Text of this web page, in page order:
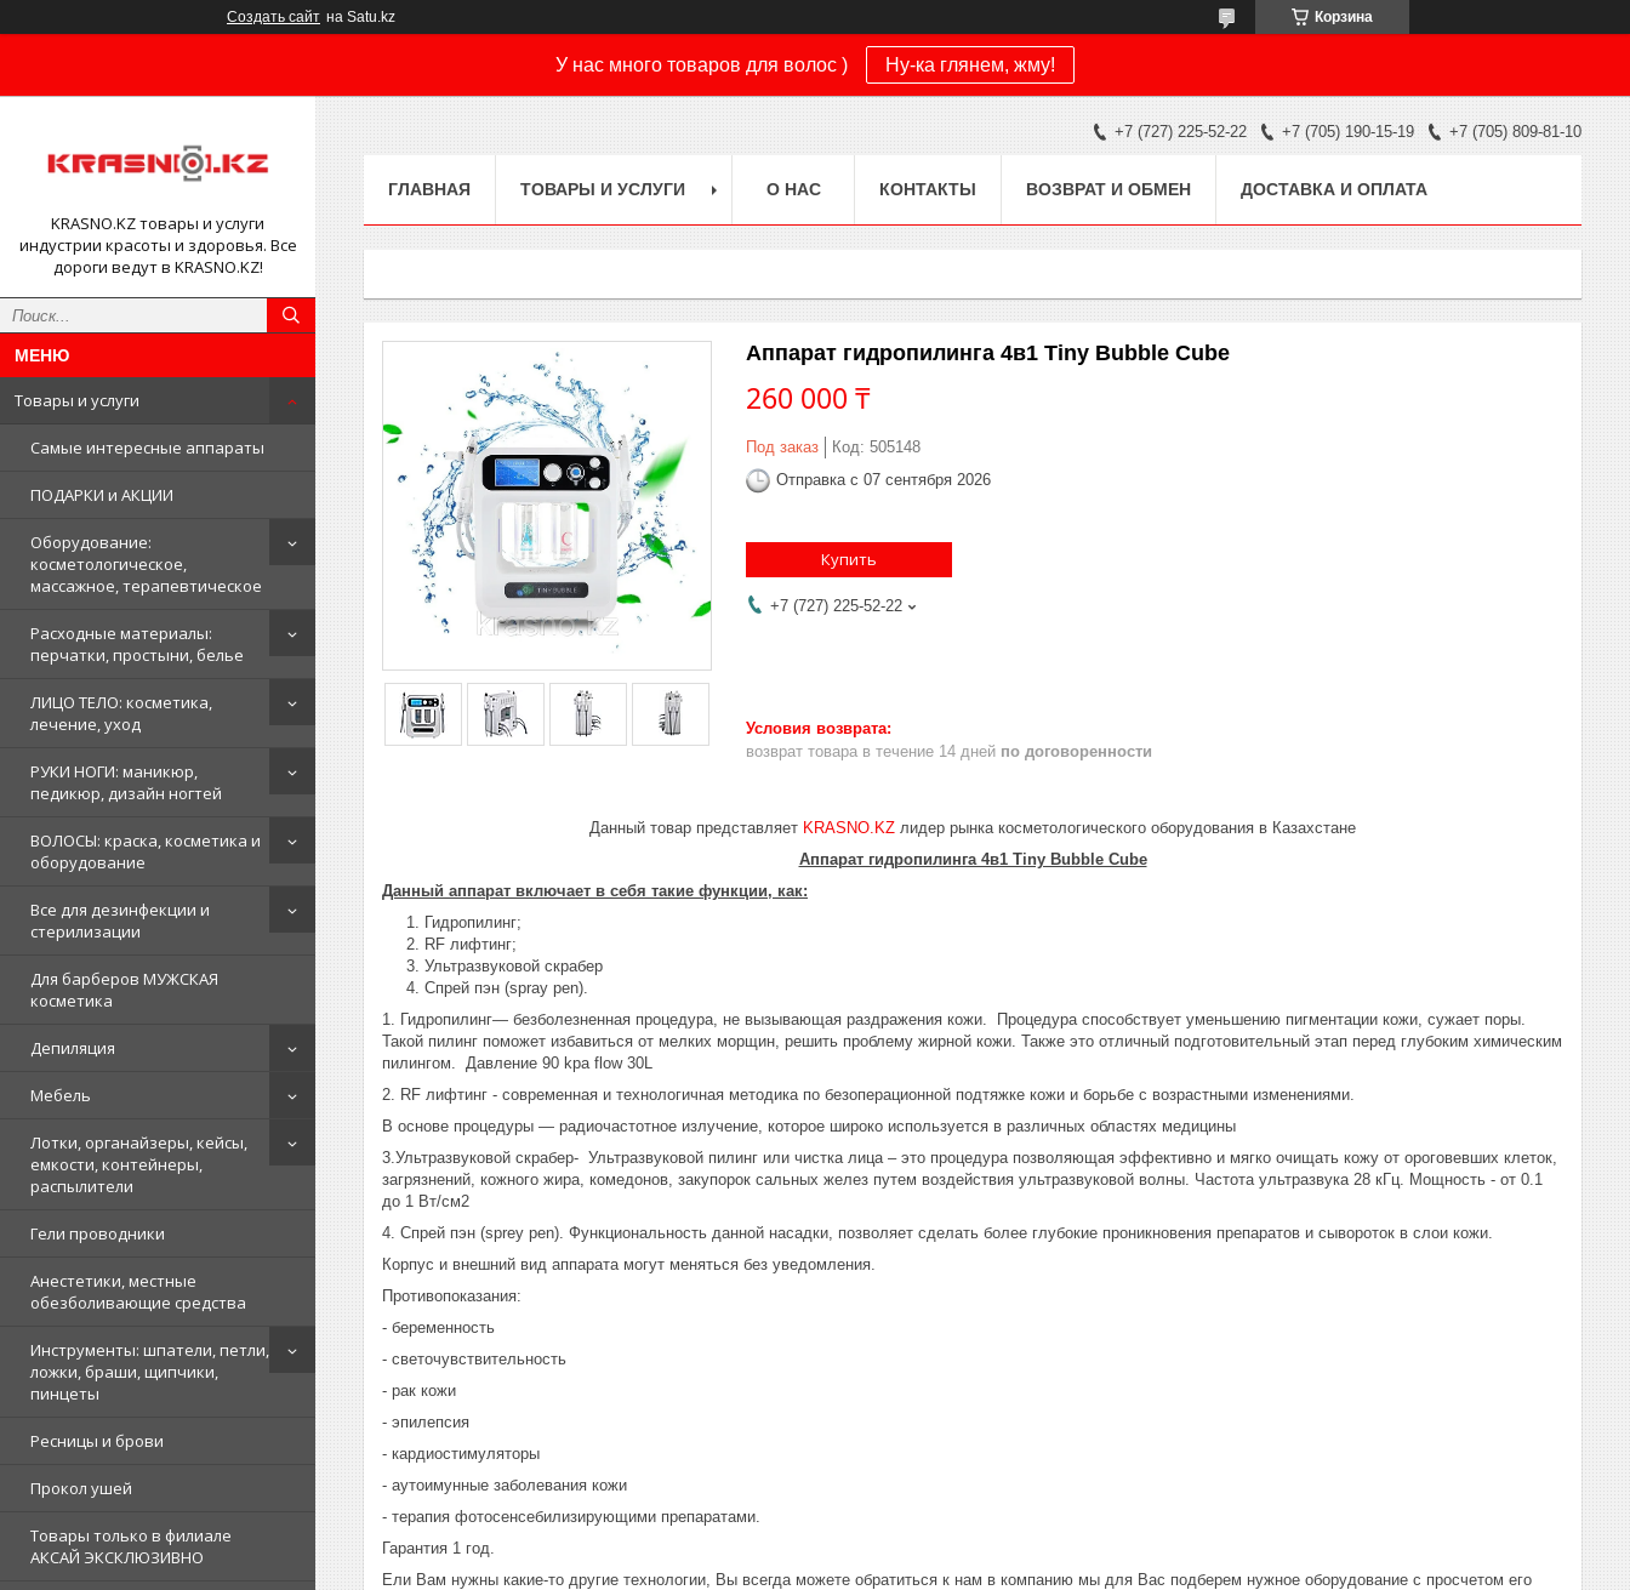
Создать сайт на Satu.kz Корзина
У нас много товаров для волос ) Ну-ка глянем, жму!
KRASNO.KZ товары и услуги
индустрии красоты и здоровья. Все
дороги ведут в KRASNO.KZ!
Товары и услуги
Самые интересные аппараты
ПОДАРКИ и АКЦИИ
Оборудование:
косметологическое,
массажное, терапевтическое
Расходные материалы:
перчатки, простыни, белье
ЛИЦО ТЕЛО: косметика,
лечение, уход
РУКИ НОГИ: маникюр,
педикюр, дизайн ногтей
ВОЛОСЫ: краска, косметика и
оборудование
Все для дезинфекции и
стерилизации
Для барберов МУЖСКАЯ
косметика
Депиляция
Мебель
Лотки, органайзеры, кейсы,
емкости, контейнеры,
распылители
Гели проводники
Анестетики, местные
обезболивающие средства
Инструменты: шпатели, петли,
ложки, браши, щипчики,
пинцеты
Ресницы и брови
Прокол ушей
Товары только в филиале
АКСАЙ ЭКСКЛЮЗИВНО
+7 (727) 225-52-22 +7 (705) 190-15-19 +7 (705) 809-81-10
ГЛАВНАЯ ТОВАРЫ И УСЛУГИ О НАС КОНТАКТЫ ВОЗВРАТ И ОБМЕН ДОСТАВКА И ОПЛАТА
Аппарат гидропилинга 4в1 Tiny Bubble Cube
260 000 ₸
Под заказ Код: 505148
Отправка с 07 сентября 2026
Купить
+7 (727) 225-52-22
возврат товара в течение 14 дней по договоренности
Данный товар представляет KRASNO.KZ лидер рынка косметологического оборудования в Казахстане
Аппарат гидропилинга 4в1 Tiny Bubble Cube
Данный аппарат включает в себя такие функции, как:
Гидропилинг;
RF лифтинг;
Ультразвуковой скрабер
Спрей пэн (spray pen).
1. Гидропилинг— безболезненная процедура, не вызывающая раздражения кожи. Процедура способствует уменьшению пигментации кожи, сужает поры.
Такой пилинг поможет избавиться от мелких морщин, решить проблему жирной кожи. Также это отличный подготовительный этап перед глубоким химическим
пилингом. Давление 90 kpa flow 30L
2. RF лифтинг - современная и технологичная методика по безоперационной подтяжке кожи и борьбе с возрастными изменениями.
В основе процедуры — радиочастотное излучение, которое широко используется в различных областях медицины
3.Ультразвуковой скрабер- Ультразвуковой пилинг или чистка лица – это процедура позволяющая эффективно и мягко очищать кожу от ороговевших клеток,
загрязнений, кожного жира, комедонов, закупорок сальных желез путем воздействия ультразвуковой волны. Частота ультразвука 28 кГц. Мощность - от 0.1
до 1 Вт/см2
4. Спрей пэн (sprey pen). Функциональность данной насадки, позволяет сделать более глубокие проникновения препаратов и сывороток в слои кожи.
Корпус и внешний вид аппарата могут меняться без уведомления.
Противопоказания:
- беременность
- светочувствительность
- рак кожи
- эпилепсия
- кардиостимуляторы
- аутоимунные заболевания кожи
- терапия фотосенсебилизирующими препаратами.
Гарантия 1 год.
Ели Вам нужны какие-то другие технологии, Вы всегда можете обратиться к нам в компанию мы для Вас подберем нужное оборудование с просчетом его